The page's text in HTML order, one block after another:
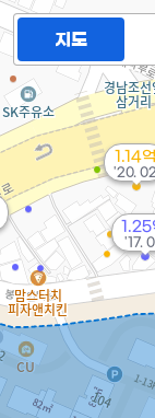
1.14억
'20. 02
3.2억
'19. 10
1.25
'17.
지도